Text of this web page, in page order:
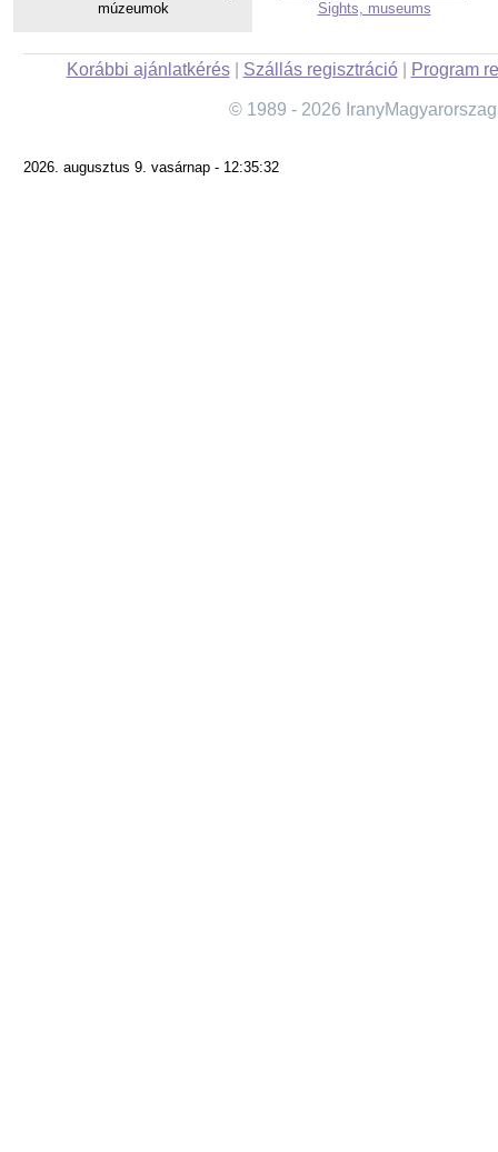
múzeumok
Sights, museums
Korábbi ajánlatkérés| Szállás regisztráció| Program
© 1989 - 2026
2026. augusztus 9. vasárnap - 12:35:32